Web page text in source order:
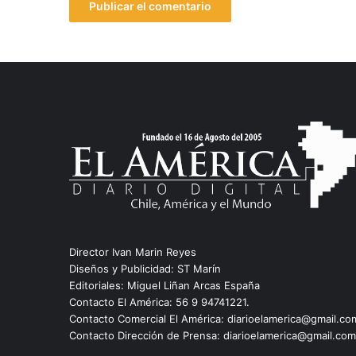
Director Ivan Marin Reyes
Diseños y Publicidad: ST Marín
Editoriales: Miguel Liñan Arcas España
Contacto El América: 56 9 94741221.
Contacto Comercial El América:
Contacto Dirección de Prensa: diarioelamerica@gmail.com